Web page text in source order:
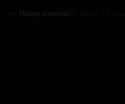
Hlasy zločinu